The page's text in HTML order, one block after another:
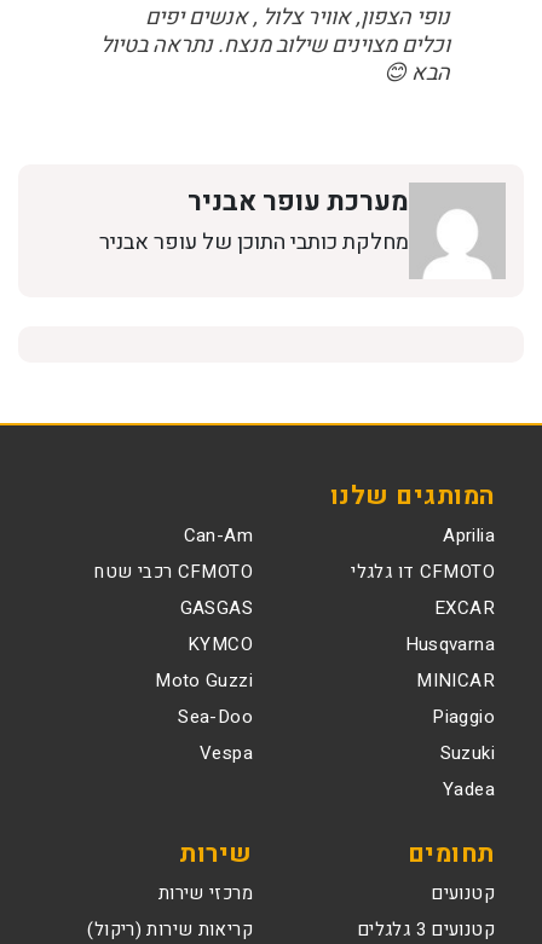
נופי הצפון, אוויר צלול , אנשים יפים
וכלים מצוינים שילוב מנצח. נתראה בטיול
הבא😊
מערכת עופר אבניר
מחלקת כותבי התוכן של עופר אבניר
המותגים שלנו
Aprilia
Can-Am
CFMOTO דו גלגלי
CFMOTO רכבי שטח
EXCAR
GASGAS
Husqvarna
KYMCO
MINICAR
Moto Guzzi
Piaggio
Sea-Doo
Suzuki
Vespa
Yadea
תחומים
קטנועים
קטנועים 3 גלגלים
שירות
מרכזי שירות
קריאות שירות (ריקול)